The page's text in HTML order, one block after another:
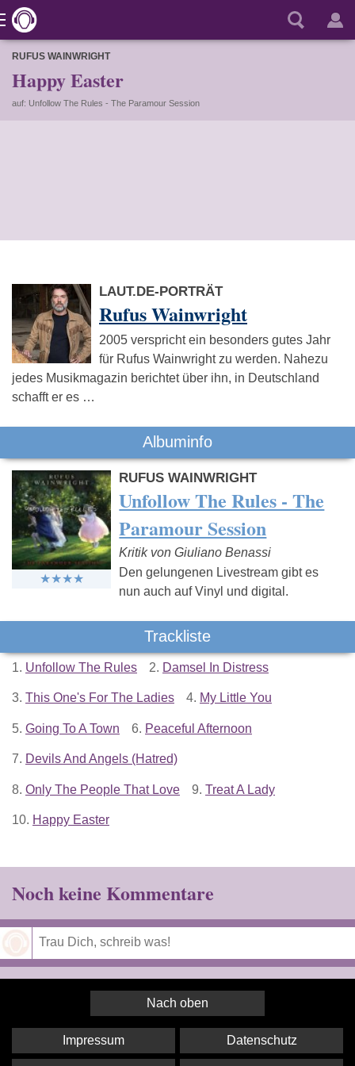
RUFUS WAINWRIGHT
Happy Easter
auf: Unfollow The Rules - The Paramour Session
LAUT.DE-PORTRÄT
Rufus Wainwright
2005 verspricht ein besonders gutes Jahr
für Rufus Wainwright zu werden. Nahezu
jedes Musikmagazin berichtet über ihn, in Deutschland
schafft er es …
Albuminfo
RUFUS WAINWRIGHT
Unfollow The Rules - The
Paramour Session
Kritik von Giuliano Benassi
Den gelungenen Livestream gibt es
nun auch auf Vinyl und digital.
Trackliste
1. Unfollow The Rules 2. Damsel In Distress
3. This One's For The Ladies 4. My Little You
5. Going To A Town 6. Peaceful Afternoon
7. Devils And Angels (Hatred)
8. Only The People That Love 9. Treat A Lady
10. Happy Easter
Noch keine Kommentare
Nach oben
Impressum Datenschutz